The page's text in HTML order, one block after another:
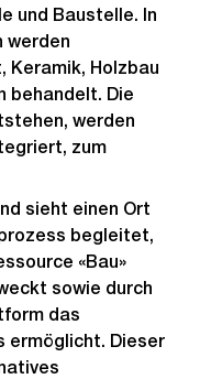
und Baustelle. In
werden
Keramik, Holzbau
behandelt. Die
werden
zum
sieht einen Ort
begleitet,
«Bau»
sowie durch
das
ermöglicht. Dieser